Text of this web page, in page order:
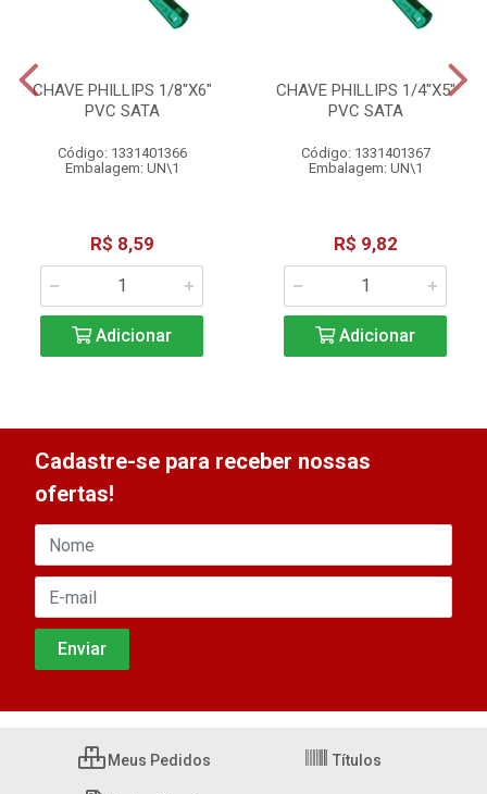
CHAVE PHILLIPS 1/8"X6"
PVC SATA
Código: 1331401366
Embalagem: UN\1
R$ 8,59
Adicionar
CHAVE PHILLIPS 1/4"X5"
PVC SATA
Código: 1331401367
Embalagem: UN\1
R$ 9,82
Adicionar
Cadastre-se para receber nossas
ofertas!
Meus Pedidos Títulos